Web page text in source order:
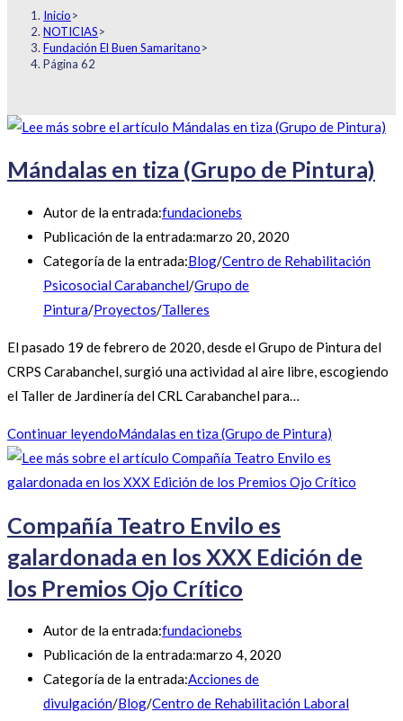
Inicio>
NOTICIAS>
Fundación El Buen Samaritano>
Página 62
Mándalas en tiza (Grupo de Pintura)
Autor de la entrada:fundacionebs
Publicación de la entrada:marzo 20, 2020
Categoría de la entrada:Blog/Centro de Rehabilitación
Psicosocial Carabanchel/Grupo de
Pintura/Proyectos/Talleres
El pasado 19 de febrero de 2020, desde el Grupo de Pintura del
CRPS Carabanchel, surgió una actividad al aire libre, escogiendo
el Taller de Jardinería del CRL Carabanchel para…
Continuar leyendoMándalas en tiza (Grupo de Pintura)
Compañía Teatro Envilo es
galardonada en los XXX Edición de
los Premios Ojo Crítico
Autor de la entrada:fundacionebs
Publicación de la entrada:marzo 4, 2020
Categoría de la entrada:Acciones de
divulgación/Blog/Centro de Rehabilitación Laboral